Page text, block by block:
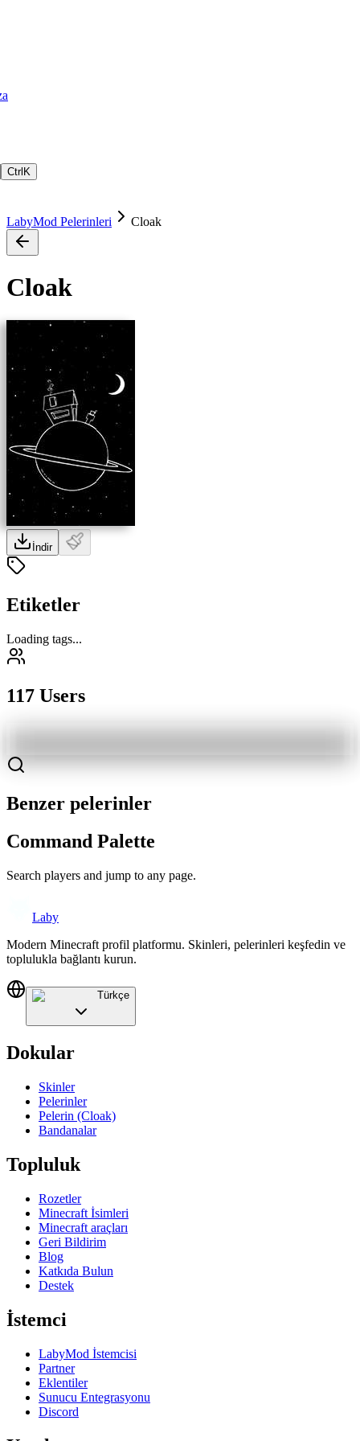
Ctrl K
LabyMod Pelerinleri Cloak
Cloak
İndir
Etiketler
Loading tags...
117 Users
Benzer pelerinler
Command Palette
Search players and jump to any page.
Laby
Modern Minecraft profil platformu. Skinleri, pelerinleri keşfedin ve
toplulukla bağlantı kurun.
Türkçe
Dokular
Skinler
Pelerinler
Pelerin (Cloak)
Bandanalar
Topluluk
Rozetler
Minecraft İsimleri
Minecraft araçları
Geri Bildirim
Blog
Katkıda Bulun
Destek
İstemci
LabyMod İstemcisi
Partner
Eklentiler
Sunucu Entegrasyonu
Discord